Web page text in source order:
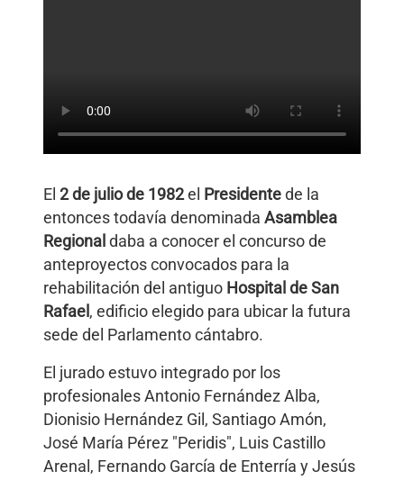
El 2 de julio de 1982el Presidente de la
entonces todavía denominada Asamblea
Regional daba a conocer el concurso de
anteproyectos convocados para la
rehabilitación del antiguo Hospital de San
Rafael , edificio elegido para ubicar la futura
sede del Parlamento cántabro.
El jurado estuvo integrado por los
profesionales Antonio Fernández Alba,
Dionisio Hernández Gil, Santiago Amón,
José María Pérez "Peridis", Luis Castillo
Arenal, Fernando García de Enterría y Jesús